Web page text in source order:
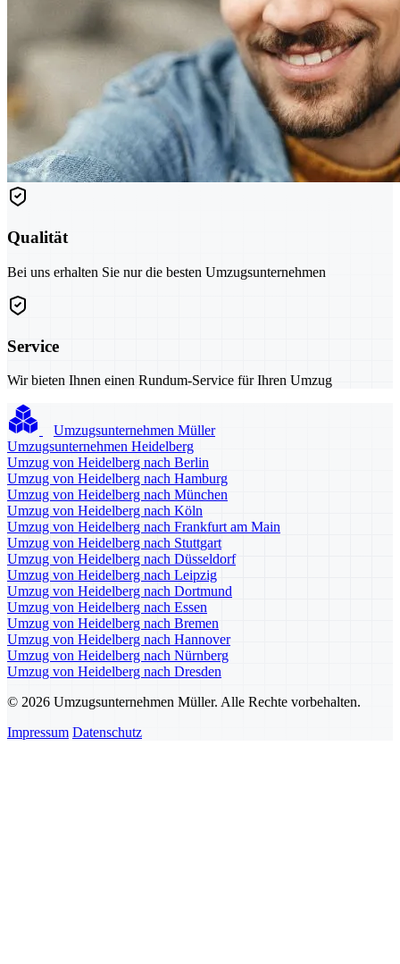
Qualität
Bei uns erhalten Sie nur die besten Umzugsunternehmen
Service
Wir bieten Ihnen einen Rundum-Service für Ihren Umzug
Umzugsunternehmen Müller
Umzugsunternehmen Heidelberg
Umzug von Heidelberg nach Berlin
Umzug von Heidelberg nach Hamburg
Umzug von Heidelberg nach München
Umzug von Heidelberg nach Köln
Umzug von Heidelberg nach Frankfurt am Main
Umzug von Heidelberg nach Stuttgart
Umzug von Heidelberg nach Düsseldorf
Umzug von Heidelberg nach Leipzig
Umzug von Heidelberg nach Dortmund
Umzug von Heidelberg nach Essen
Umzug von Heidelberg nach Bremen
Umzug von Heidelberg nach Hannover
Umzug von Heidelberg nach Nürnberg
Umzug von Heidelberg nach Dresden
© 2026 Umzugsunternehmen Müller. Alle Rechte vorbehalten.
Impressum Datenschutz